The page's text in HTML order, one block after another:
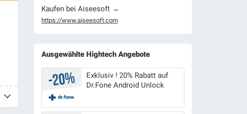
Kaufen bei Aiseesoft →
https://www.aiseesoft.com
Ausgewählte Hightech Angebote
Exklusiv ! 20% Rabatt auf
Dr.Fone Android Unlock